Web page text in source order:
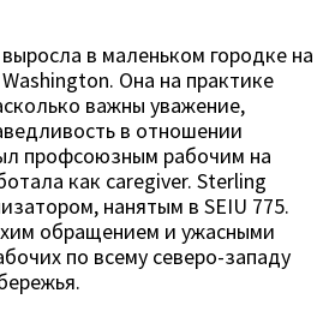
в маленьком городке на
Она на практике
важны уважение,
в отношении
профсоюзным рабочим на
как caregiver. Sterling
нанятым в SEIU 775.
обращением и ужасными
по всему северо-западу